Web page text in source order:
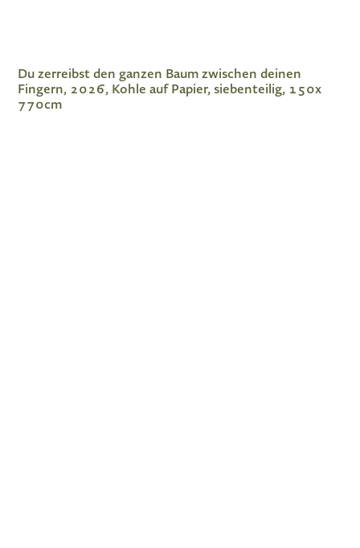
Du zerreibst den ganzen Baum zwischen deinen
Fingern, 2026, Kohle auf Papier, siebenteilig, 150x
770cm